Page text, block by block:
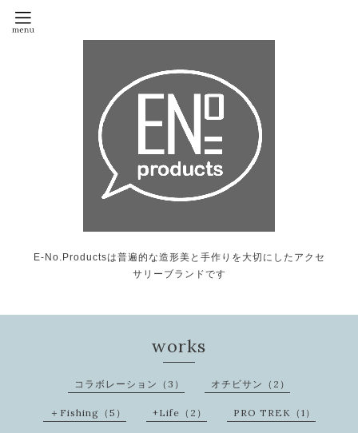
E-No.Productsは普遍的な造形美と手作りを大切にしたアクセ
サリーブランドです
works
コラボレーション（3） オチビサン（2）
＋Fishing（5） +Life（2） PRO TREK（1）